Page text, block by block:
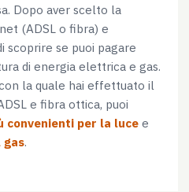
Dopo aver scelto la
(ADSL o fibra) e
scoprire se puoi pagare
di energia elettrica e gas.
la quale hai effettuato il
e fibra ottica, puoi
per la luce e
.